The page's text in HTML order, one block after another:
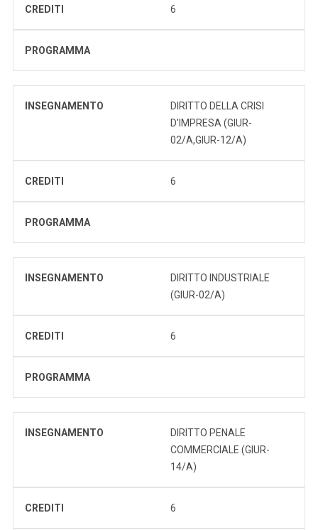
CREDITI 6
PROGRAMMA
INSEGNAMENTO
DIRITTO DELLA CRISI
D'IMPRESA (GIUR-
02/A,GIUR-12/A)
CREDITI 6
PROGRAMMA
INSEGNAMENTO
DIRITTO INDUSTRIALE
(GIUR-02/A)
CREDITI 6
PROGRAMMA
INSEGNAMENTO
DIRITTO PENALE
COMMERCIALE (GIUR-
14/A)
CREDITI 6